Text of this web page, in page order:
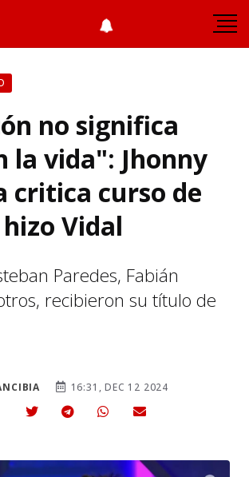
no significa
la vida": Jhonny
critica curso de
Vidal
Paredes, Fabián
recibieron su título de
16:31, DEC 12 2024